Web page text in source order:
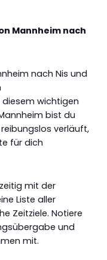
Mannheim nach
nach Nis und
wichtigen
bist du
verläuft,
für dich
mit der
Liste aller
Zeitziele. Notiere
und
mit.